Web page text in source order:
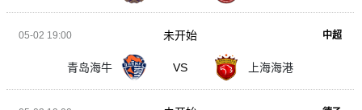
05-02 19:00 中超
青岛海牛 VS 上海海港
未开始